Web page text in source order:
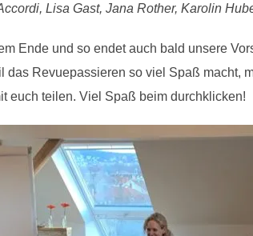
Lisa Gast, Jana Rother, Karolin
Ende und so endet auch bald unsere
das Revuepassieren so viel Spaß macht,
euch teilen. Viel Spaß beim durchklicken!